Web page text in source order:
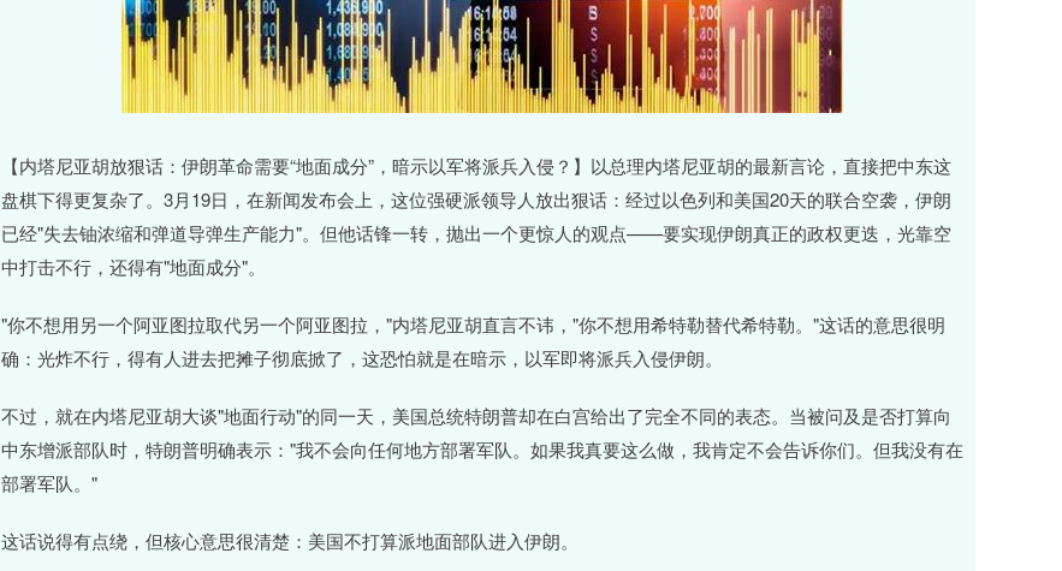
【内塔尼亚胡放狠话：伊朗革命需要“地面成分”，暗示以军将派兵入侵？】以总理内塔尼亚胡的最新言论，直接把中东这
盘棋下得更复杂了。3月19日，在新闻发布会上，这位强硬派领导人放出狠话：经过以色列和美国20天的联合空袭，伊朗
已经"失去铀浓缩和弹道导弹生产能力"。但他话锋一转，抛出一个更惊人的观点——要实现伊朗真正的政权更迭，光靠空
中打击不行，还得有"地面成分"。
"你不想用另一个阿亚图拉取代另一个阿亚图拉，"内塔尼亚胡直言不讳，"你不想用希特勒替代希特勒。"这话的意思很明
确：光炸不行，得有人进去把摊子彻底掀了，这恐怕就是在暗示，以军即将派兵入侵伊朗。
不过，就在内塔尼亚胡大谈"地面行动"的同一天，美国总统特朗普却在白宫给出了完全不同的表态。当被问及是否打算向
中东增派部队时，特朗普明确表示："我不会向任何地方部署军队。如果我真要这么做，我肯定不会告诉你们。但我没有在
部署军队。"
这话说得有点绕，但核心意思很清楚：美国不打算派地面部队进入伊朗。